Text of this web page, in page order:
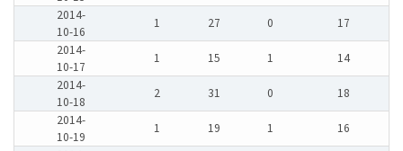
2014-
10-16
1 27 0
17
2014-
10-17
1 15 1
14
2014-
10-18
2 31 0
18
2014-
10-19
1 19 1
16